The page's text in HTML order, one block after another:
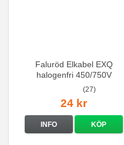
Faluröd Elkabel EXQ
halogenfri 450/750V
(27)
24 kr
INFO KÖP